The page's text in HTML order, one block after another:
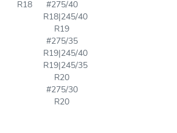
R18
#275/40
R18|245/40
R19
#275/35
R19|245/40
R19|245/35
R20
#275/30
R20